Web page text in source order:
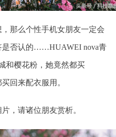
那么个性手机女朋友一定会
是否认的……HUAWEI nova青
和樱花粉，她竟然都买
回来配衣服用。
，请诸位朋友赏析。